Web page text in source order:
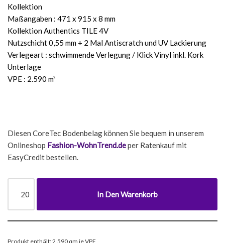
Kollektion
Maßangaben : 471 x 915 x 8 mm
Kollektion Authentics TILE 4V
Nutzschicht 0,55 mm + 2 Mal Antiscratch und UV Lackierung
Verlegeart : schwimmende Verlegung / Klick Vinyl inkl. Kork
Unterlage
VPE : 2.590 m²
Diesen CoreTec Bodenbelag können Sie bequem in unserem
Onlineshop Fashion-WohnTrend.deper Ratenkauf mit
EasyCredit bestellen.
In Den Warenkorb
Produkt enthält: 2,590 qm je VPE